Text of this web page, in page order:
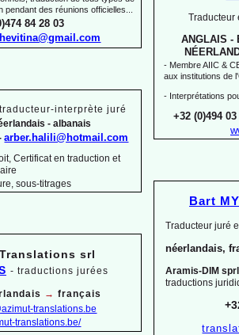
Traducteur
ANGLAIS -
- Membre AIIC &
aux institutions de
- Interprétations
+32 (0)494
Bart
Traducteur juré
néerlandais,
Aramis-DIM sprl
traductions
des réunions officielles...
84 28 03
traducteur-interprète juré
- albanais
arber.halili@hotmail.com
Certificat en traduction et
sous-titrages
- traductions jurées
→ français
translations.be
translations.be/